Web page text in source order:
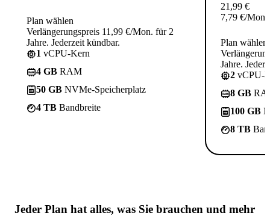
Plan wählen
Verlängerungspreis 11,99 €/Mon. für 2
Jahre. Jederzeit kündbar.
1 vCPU-Kern
4 GB RAM
50 GB NVMe-Speicherplatz
4 TB Bandbreite
21,99 €
7,79 €/Mon.
Plan wählen
Jahre.
2 vCPU-
8 GB
100 GB
8 TB
Jeder Plan hat alles, was Sie brauchen und mehr